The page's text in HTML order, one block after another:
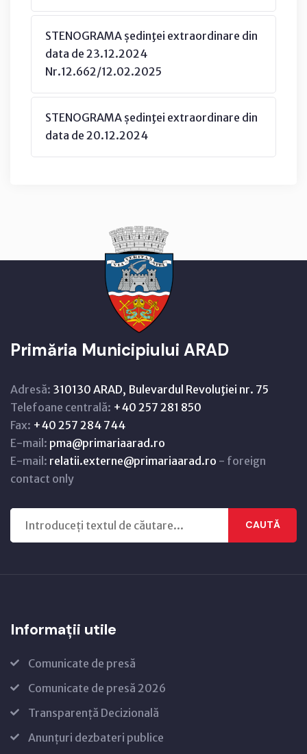
STENOGRAMA ședinţei extraordinare din
data de 23.12.2024
Nr.12.662/12.02.2025
STENOGRAMA ședinţei extraordinare din
data de 20.12.2024
Primăria Municipiului ARAD
Adresă: 310130 ARAD, Bulevardul Revoluţiei nr. 75
Telefoane centrală: +40 257 281 850
Fax: +40 257 284 744
E-mail: pma@primariaarad.ro
E-mail: relatii.externe@primariaarad.ro - foreign
contact only
CAUTĂ
Informații utile
Comunicate de presă
Comunicate de presă 2026
Transparență Decizională
Anunțuri dezbateri publice